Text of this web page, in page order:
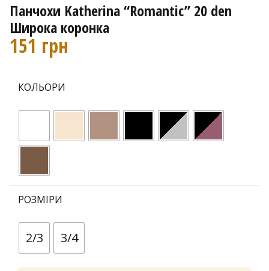
Панчохи Katherina “Romantic” 20 den
Широка коронка
151 грн
КОЛЬОРИ
РОЗМІРИ
2/3 3/4